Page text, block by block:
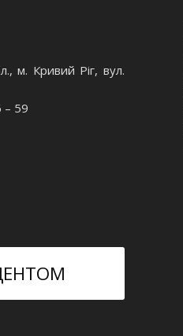
м. Кривий Ріг, вул.
– 59